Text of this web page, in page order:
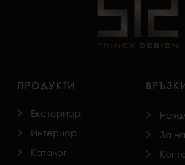
ПРОДУКТИ
Екстериор
Интериор
Каталог
За